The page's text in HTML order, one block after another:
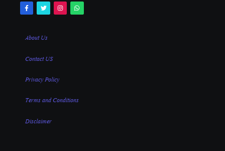
About Us
Contact US
Privacy Policy
Terms and Conditions
Disclaimer